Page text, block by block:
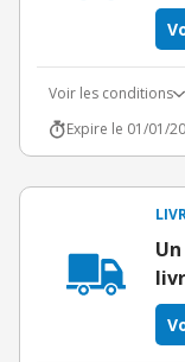
Voir les conditions
Expire le 01/01/